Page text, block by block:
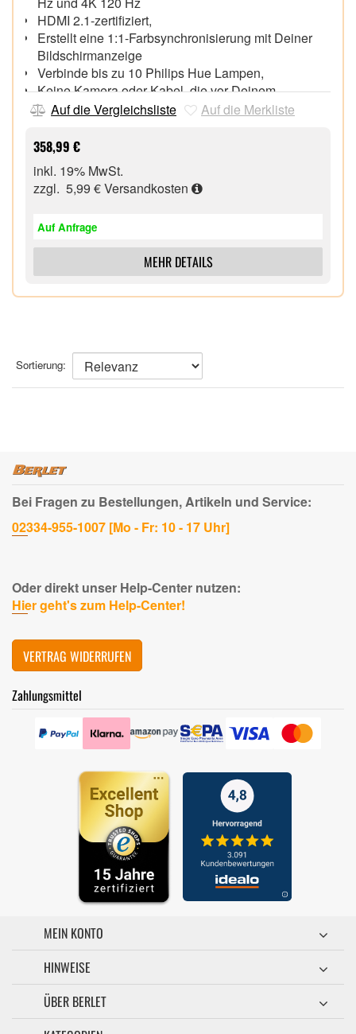
HDMI 2.1-zertifiziert,
Erstellt eine 1:1-Farbsynchronisierung mit Deiner
Bildschirmanzeige
Verbinde bis zu 10 Philips Hue Lampen,
Keine Kamera oder Kabel, die vor Deinem
Bildschirm hängen,
Auf die Vergleichsliste Auf die Merkliste
358,99 €
inkl. 19% MwSt.
zzgl. 5,99 €Versandkosten
Auf Anfrage
MEHR DETAILS
Sortierung:
Bei Fragen zu Bestellungen, Artikeln und Service:
02334-955-1007 [Mo - Fr: 10 - 17 Uhr]
Oder direkt unser Help-Center nutzen:
Hier geht's zum Help-Center!
VERTRAG WIDERRUFEN
Zahlungsmittel
MEIN KONTO
HINWEISE
ÜBER BERLET